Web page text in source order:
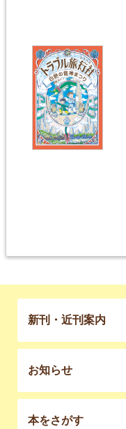
新刊・近刊案内
お知らせ
本をさがす